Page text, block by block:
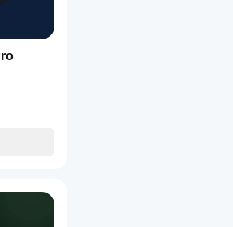
스트해야 합니다. 과거 성과가 미래 결과